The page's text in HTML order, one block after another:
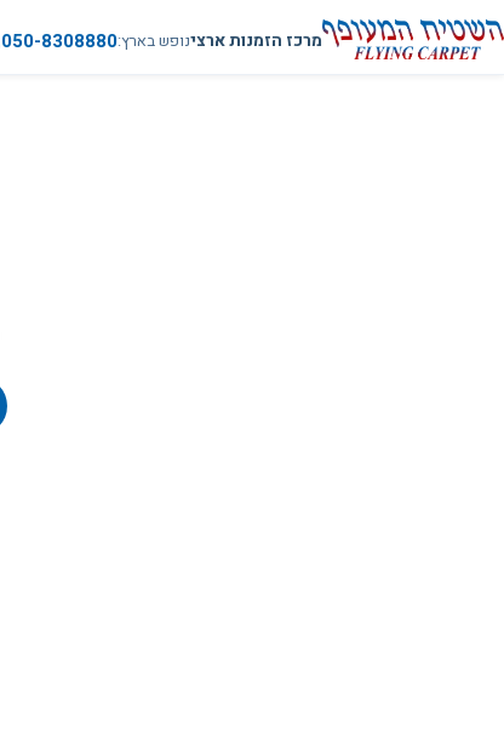
מרכז הזמנות ארצינופש בארץ050-8308880